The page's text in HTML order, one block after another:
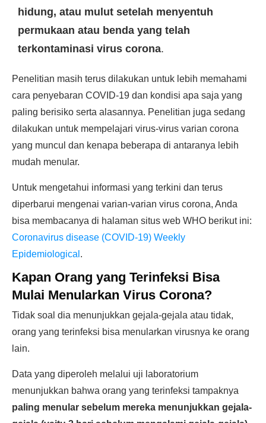
hidung, atau mulut setelah menyentuh
permukaan atau benda yang telah
terkontaminasi virus corona.
Penelitian masih terus dilakukan untuk lebih memahami
cara penyebaran COVID-19 dan kondisi apa saja yang
paling berisiko serta alasannya. Penelitian juga sedang
dilakukan untuk mempelajari virus-virus varian corona
yang muncul dan kenapa beberapa di antaranya lebih
mudah menular.
Untuk mengetahui informasi yang terkini dan terus
diperbarui mengenai varian-varian virus corona, Anda
bisa membacanya di halaman situs web WHO berikut ini:
Coronavirus disease (COVID-19) Weekly
Epidemiological .
Kapan Orang yang Terinfeksi Bisa
Mulai Menularkan Virus Corona?
Tidak soal dia menunjukkan gejala-gejala atau tidak,
orang yang terinfeksi bisa menularkan virusnya ke orang
lain.
Data yang diperoleh melalui uji laboratorium
menunjukkan bahwa orang yang terinfeksi tampaknya
paling menular sebelum mereka menunjukkan gejala-